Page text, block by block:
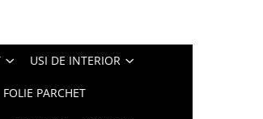
USI DE INTERIOR
FOLIE PARCHET